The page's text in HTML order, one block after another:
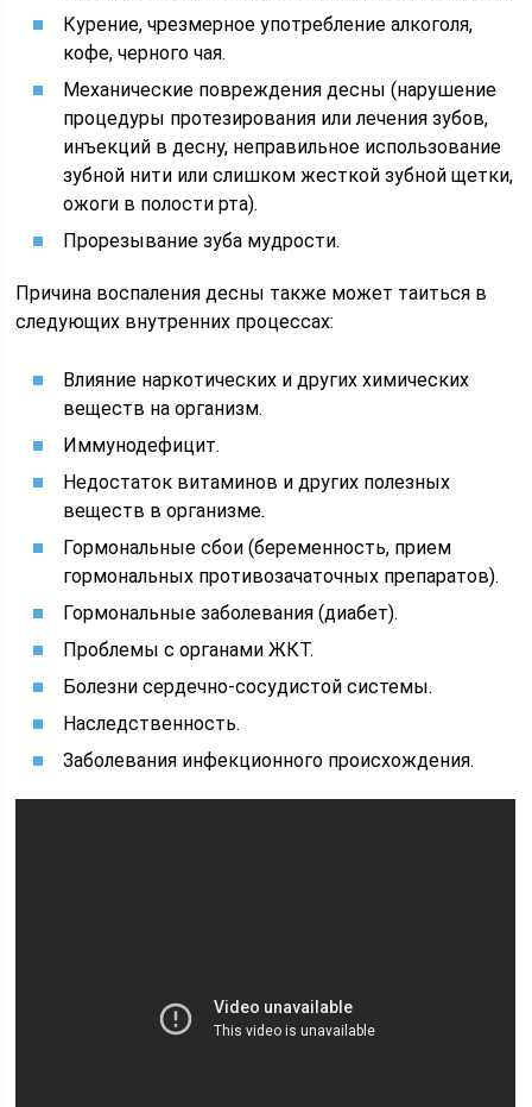
Курение, чрезмерное употребление алкоголя,
кофе, черного чая.
Механические повреждения десны (нарушение
процедуры протезирования или лечения зубов,
инъекций в десну, неправильное использование
зубной нити или слишком жесткой зубной щетки,
ожоги в полости рта).
Прорезывание зуба мудрости.
Причина воспаления десны также может таиться в
следующих внутренних процессах:
Влияние наркотических и других химических
веществ на организм.
Иммунодефицит.
Недостаток витаминов и других полезных
веществ в организме.
Гормональные сбои (беременность, прием
гормональных противозачаточных препаратов).
Гормональные заболевания (диабет).
Проблемы с органами ЖКТ.
Болезни сердечно-сосудистой системы.
Наследственность.
Заболевания инфекционного происхождения.